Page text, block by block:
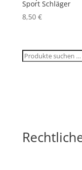
Sport Schläger
8,50 €
Suchen